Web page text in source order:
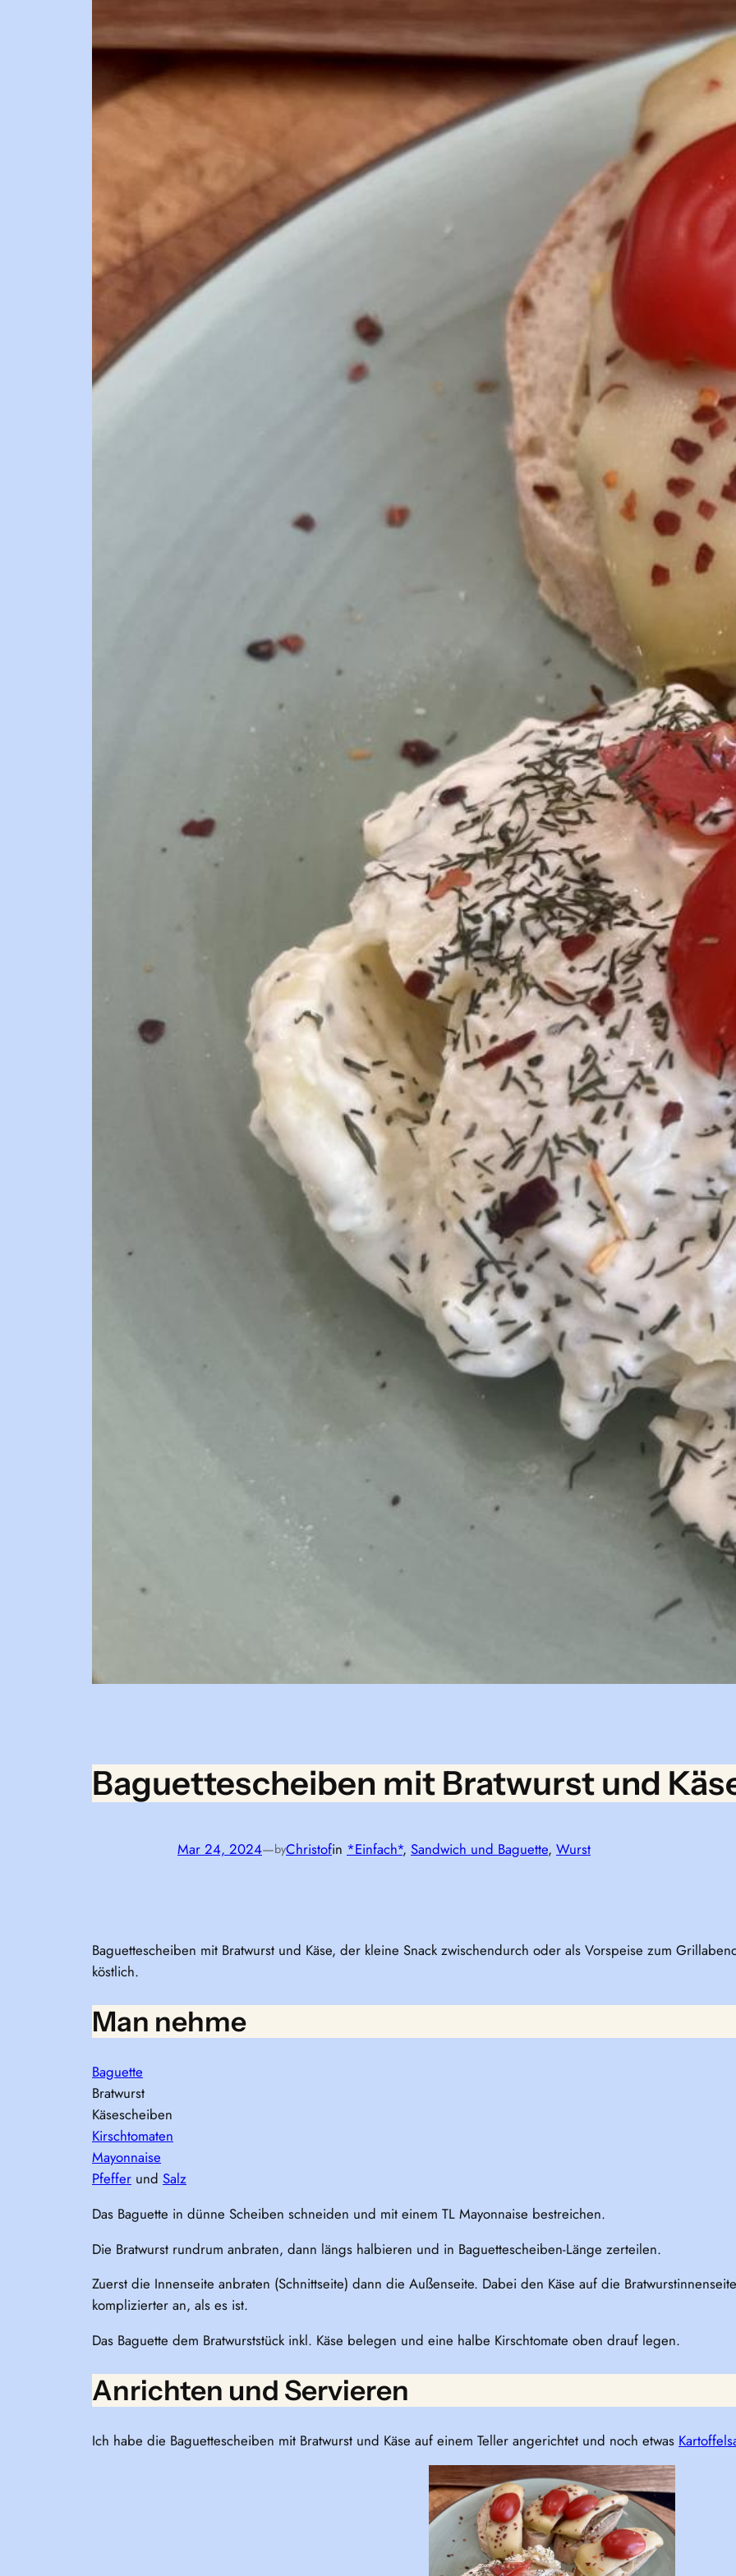
Baguettescheiben mit Bratwurst und
Mar 24, 2024—byChristofin *Einfach*, Sandwich und Baguette, Wurst
Baguettescheiben mit Bratwurst und Käse, der kleine Snack zwischendurch oder als Vorspeise zum
köstlich.
Man nehme
Baguette
Bratwurst
Käsescheiben
Kirschtomaten
Mayonnaise
Pfeffer und Salz
Das Baguette in dünne Scheiben schneiden und mit einem TL Mayonnaise bestreichen.
Die Bratwurst rundrum anbraten, dann längs halbieren und in Baguettescheiben-Länge zerteilen.
Zuerst die Innenseite anbraten (Schnittseite) dann die Außenseite. Dabei den Käse auf die
komplizierter an, als es ist.
Das Baguette dem Bratwurststück inkl. Käse belegen und eine halbe Kirschtomate oben drauf legen.
Anrichten und Servieren
Ich habe die Baguettescheiben mit Bratwurst und Käse auf einem Teller angerichtet und noch etwas